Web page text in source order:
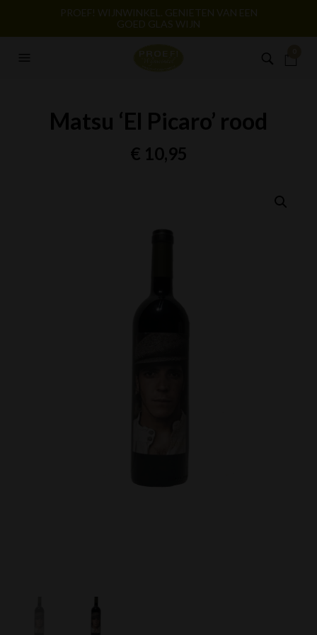
PROEF! WIJNWINKEL. GENIETEN VAN EEN
GOED GLAS WIJN
Matsu ‘El Picaro’ rood
€ 10,95